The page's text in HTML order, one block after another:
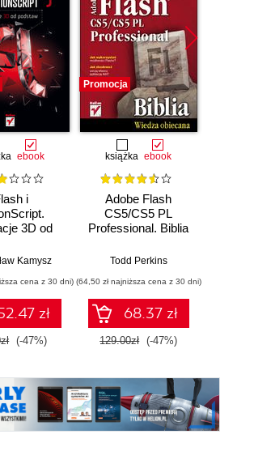
ebook
i
3D od
Kamysz
cena z 30 dni)
zł
(-47%)
Promocja
książka ebook
Adobe Flash
CS5/CS5 PL
Professional. Biblia
Todd Perkins
(64,50 zł najniższa cena z 30 dni)
68.37 zł
129.00zł (-47%)